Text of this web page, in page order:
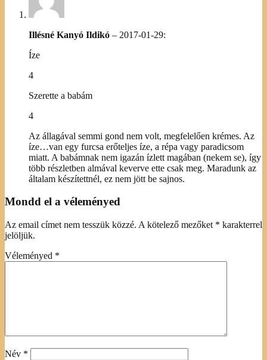
Illésné Kanyó Ildikó – 2017-01-29:
Íze
4
Szerette a babám
4
Az állagával semmi gond nem volt, megfelelően krémes. Az
íze…van egy furcsa erőteljes íze, a répa vagy paradicsom
miatt. A babámnak nem igazán ízlett magában (nekem se), így
több részletben almával keverve ette csak meg. Maradunk az
általam készítettnél, ez nem jött be sajnos.
Mondd el a véleményed
Az email címet nem tesszük közzé. A kötelező mezőket * karakterrel
jelöljük.
Véleményed *
Név *